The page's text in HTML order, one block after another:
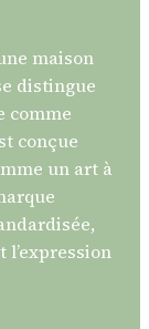
maison
distingue
comme
conçue
un art à
l’expression